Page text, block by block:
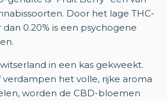
Door het lage THC-
0.20% is een psychogene
in een kas gekweekt.
het volle, rijke aroma
worden de CBD-bloemen